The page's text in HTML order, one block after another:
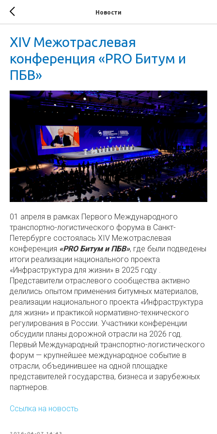
Новости
XIV Межотраслевая
конференция «PRO Битум и
ПБВ»
01 апреля в рамках Первого Международного
транспортно-логистического форума в Санкт-
Петербурге состоялась XIV Межотраслевая
конференция «PRO Битум и ПБВ», где были подведены
итоги реализации национального проекта
«Инфраструктура для жизни» в 2025 году .
Представители отраслевого сообщества активно
делились опытом применения битумных материалов,
реализации национального проекта «Инфраструктура
для жизни» и практикой нормативно-технического
регулирования в России. Участники конференции
обсудили планы дорожной отрасли на 2026 год.
Первый Международный транспортно-логистического
форум — крупнейшее международное событие в
отрасли, объединившее на одной площадке
представителей государства, бизнеса и зарубежных
партнеров.
Ссылка на новость